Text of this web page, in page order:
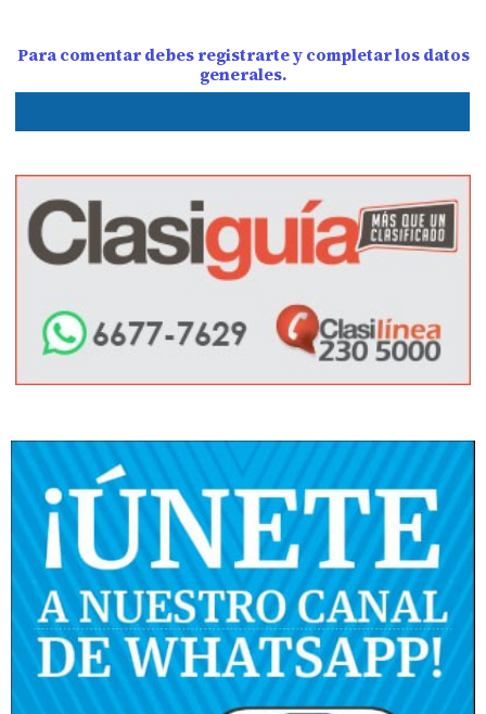
Para comentar debes registrarte y completar los datos
generales.